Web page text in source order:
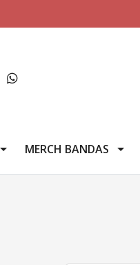
MERCH BANDAS